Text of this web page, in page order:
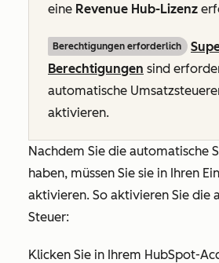
eine Revenue Hub-Lizenz
Berechtigungen erforderlich
Berechtigungen sind
automatische
aktivieren.
Nachdem Sie die automatische
haben, müssen Sie sie in Ihren
aktivieren. So aktivieren Sie die
Steuer:
Klicken Sie in Ihrem HubSpot-